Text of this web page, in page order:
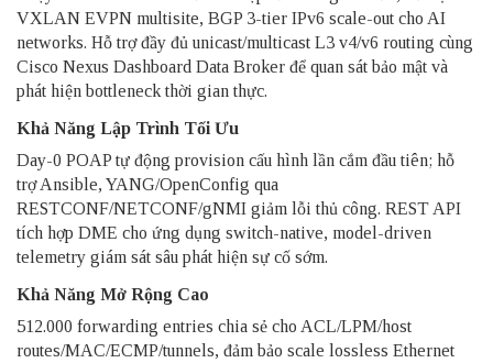
VXLAN EVPN multisite, BGP 3-tier IPv6 scale-out cho AI
networks. Hỗ trợ đầy đủ unicast/multicast L3 v4/v6 routing cùng
Cisco Nexus Dashboard Data Broker để quan sát bảo mật và
phát hiện bottleneck thời gian thực.
Khả Năng Lập Trình Tối Ưu
Day-0 POAP tự động provision cấu hình lần cắm đầu tiên; hỗ
trợ Ansible, YANG/OpenConfig qua
RESTCONF/NETCONF/gNMI giảm lỗi thủ công. REST API
tích hợp DME cho ứng dụng switch-native, model-driven
telemetry giám sát sâu phát hiện sự cố sớm.
Khả Năng Mở Rộng Cao
512.000 forwarding entries chia sẻ cho ACL/LPM/host
routes/MAC/ECMP/tunnels, đảm bảo scale lossless Ethernet